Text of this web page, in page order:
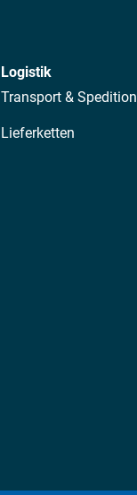
Logistik
Transport & Spedition
Lieferketten